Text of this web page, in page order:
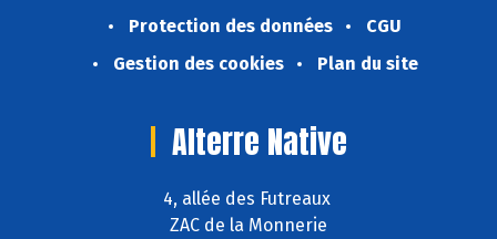
Protection des données
CGU
Gestion des cookies
Plan du site
Alterre Native
4, allée des Futreaux
ZAC de la Monnerie